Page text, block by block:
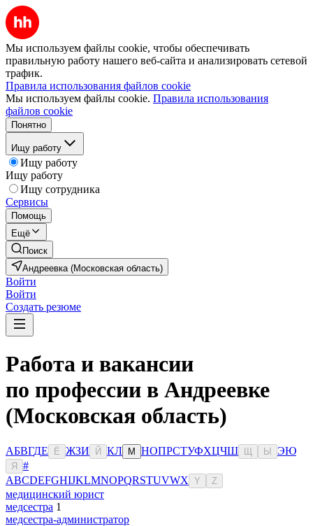
Мы используем файлы cookie, чтобы обеспечивать
правильную работу нашего веб-сайта и анализировать сетевой
трафик.
Правила использования файлов cookie
Мы используем файлы cookie. Правила использования
файлов cookie
Понятно
Ищу работу
Ищу работу
Ищу работу
Ищу сотрудника
Сервисы
Помощь
Ещё
Поиск
Андреевка (Московская область)
Войти
Войти
Создать резюме
Работа и вакансии
по профессии в Андреевке
(Московская область)
АБВГДЕ Ё ЖЗИ Й КЛ М НОПРСТУФХЦЧШ Ы ЭЮ
Я
#
ABCDEFGHIJKLMNOPQRSTUVWX Y Z
медицинский юрист
медсестра 1
медсестра-администратор